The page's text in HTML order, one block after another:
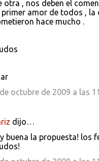
otra , nos deben el
primer amor de todos , la
hace mucho .
octubre de 2009 a las
dijo…
buena la propuesta! los